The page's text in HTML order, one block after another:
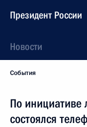
Президент России
Новости
События
По инициативе
состоялся